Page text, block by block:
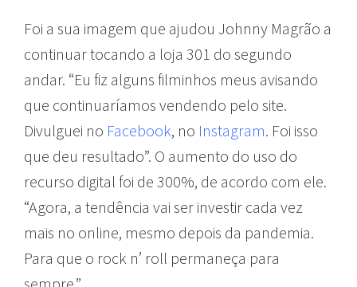
Foi a sua imagem que ajudou Johnny Magrão a
continuar tocando a loja 301 do segundo
andar. “Eu fiz alguns filminhos meus avisando
que continuaríamos vendendo pelo site.
Divulguei no Facebook, no Instagram. Foi isso
que deu resultado”. O aumento do uso do
recurso digital foi de 300%, de acordo com ele.
“Agora, a tendência vai ser investir cada vez
mais no online, mesmo depois da pandemia.
Para que o rock n’ roll permaneça para